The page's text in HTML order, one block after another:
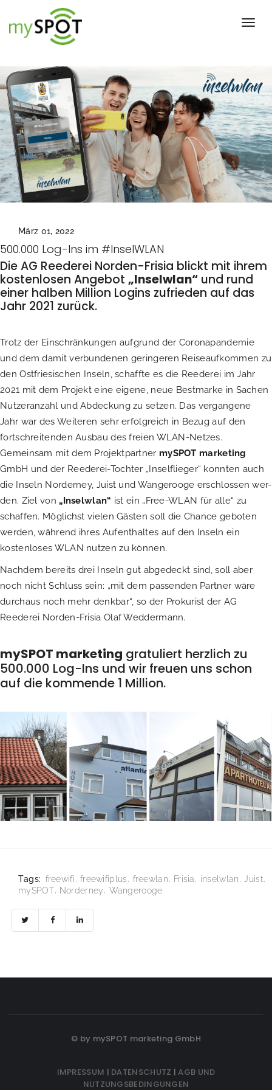
März 01, 2022
500.000 Log-Ins im #InselWLAN
Die AG Reederei Norden-Frisia blickt mit ihrem
kostenlosen Angebot „Inselwlan“ und rund
einer halben Million Logins zufrieden auf das
Jahr 2021 zurück.
Trotz der Einschränkungen aufgrund der Coronapandemie
und dem damit verbundenen geringeren Reiseaufkommen zu
den Ostfriesischen Inseln, schaffte es die Reederei im Jahr
2021 mit dem Projekt eine eigene, neue Bestmarke in Sachen
Nutzeranzahl und Abdeckung zu setzen. Das vergangene
Jahr war des Weiteren sehr erfolgreich in Bezug auf den
fortschreitenden Ausbau des freien WLAN-Netzes.
Gemeinsam mit dem Projektpartner mySPOT marketing
GmbH und der Reederei-Tochter „Inselflieger“ konnten auch
die Inseln Norderney, Juist und Wangerooge erschlossen wer-
den. Ziel von„Inselwlan“ ist ein „Free-WLAN für alle“ zu
schaffen. Möglichst vielen Gästen soll die Chance geboten
werden, während ihres Aufenthaltes auf den Inseln ein
kostenloses WLAN nutzen zu können.
Nachdem bereits drei Inseln gut abgedeckt sind, soll aber
noch nicht Schluss sein: „mit dem passenden Partner wäre
durchaus noch mehr denkbar“, so der Prokurist der AG
Reederei Norden-Frisia Olaf Weddermann.
mySPOT marketing gratuliert herzlich zu
500.000 Log-Ins und wir freuen uns schon
auf die kommende 1 Million.
Tags: freewifi freewifiplus freewlan Frisia inselwlan
Juist
mySPOT
Norderney Wangerooge
© by mySPOT marketing GmbH
IMPRESSUM | DATENSCHUTZ |AGB UND
NUTZUNGSBEDINGUNGEN